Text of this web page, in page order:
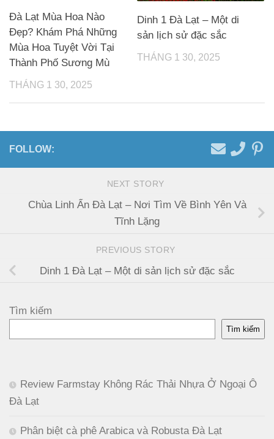
Đà Lạt Mùa Hoa Nào
Đẹp? Khám Phá Những
Mùa Hoa Tuyệt Vời Tại
Thành Phố Sương Mù
THÁNG 1 30, 2025
Dinh 1 Đà Lạt – Một di
sản lịch sử đặc sắc
THÁNG 1 30, 2025
FOLLOW:
NEXT STORY
Chùa Linh Ẩn Đà Lạt – Nơi Tìm Về Bình Yên Và
Tĩnh Lặng
PREVIOUS STORY
Dinh 1 Đà Lạt – Một di sản lịch sử đặc sắc
Tìm kiếm
Tìm kiếm
Review Farmstay Không Rác Thải Nhựa Ở Ngoại Ô
Đà Lạt
Phân biệt cà phê Arabica và Robusta Đà Lạt